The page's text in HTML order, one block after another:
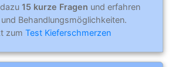
15 kurze Fragen und erfahren
Behandlungsmöglichkeiten.
zum Test Kieferschmerzen